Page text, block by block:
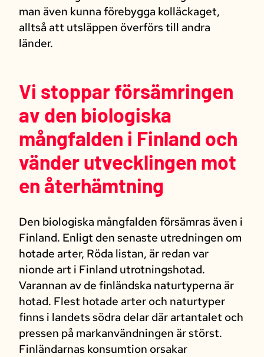
man även kunna förebygga kolläckaget,
alltså att utsläppen överförs till andra
länder.
Vi stoppar försämringen
av den biologiska
mångfalden i Finland och
vänder utvecklingen mot
en återhämtning
Den biologiska mångfalden försämras även i
Finland. Enligt den senaste utredningen om
hotade arter, Röda listan, är redan var
nionde art i Finland utrotningshotad.
Varannan av de finländska naturtyperna är
hotad. Flest hotade arter och naturtyper
finns i landets södra delar där artantalet och
pressen på markanvändningen är störst.
Finländarnas konsumtion orsakar